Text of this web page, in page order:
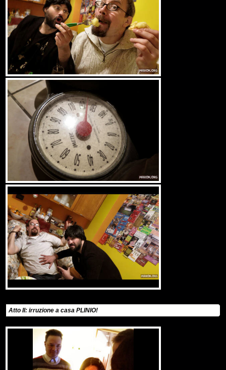
Atto II: irruzione a casa PLINIO!